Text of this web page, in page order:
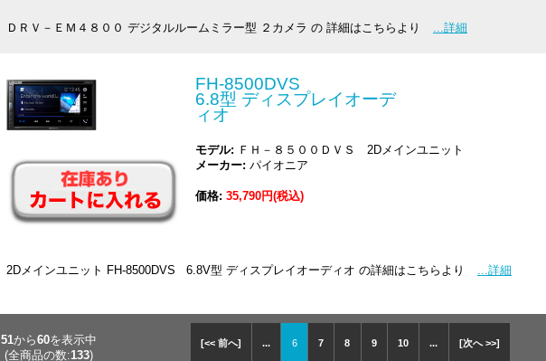
ＤＲＶ－ＥＭ４８００ デジタルルームミラー型 ２カメラ の 詳細はこちらより ...詳細
FH-8500DVS
6.8型 ディスプレイオーデ
ィオ
モデル: ＦＨ－８５００ＤＶＳ 2Dメインユニット
メーカー: パイオニア
価格: 35,790円(税込)
2Dメインユニット FH-8500DVS 6.8V型 ディスプレイオーディオ の詳細はこちらより ...詳細
[<< 前へ] ... 6 7 8 9 10 ... [次へ >>]
51から60を表示中
(全商品の数:133)